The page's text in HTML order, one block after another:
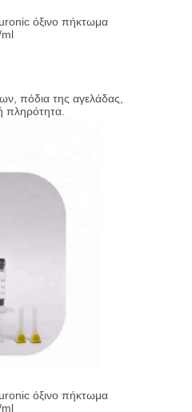
όξινο πήκτωμα
ml
πόδια της αγελάδας,
πληρότητα.
όξινο πήκτωμα
ml